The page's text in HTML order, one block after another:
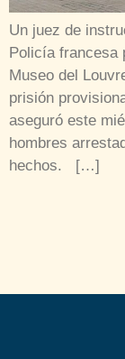
Un juez de
Policía francesa
Museo del
prisión
aseguró este
hombres
hechos. […]